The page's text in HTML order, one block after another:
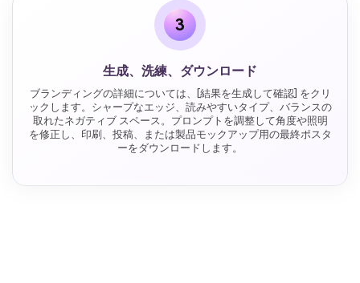
3
生成、洗練、ダウンロード
ブランディングの詳細については、[結果を生成して確認] をクリ
ックします。シャープなエッジ、読みやすいタイプ、バランスの
取れたネガティブ スペース。プロンプトを調整して角度や照明
を修正し、印刷、投稿、または製品モックアップ用の最終ポスタ
ーをダウンロードします。